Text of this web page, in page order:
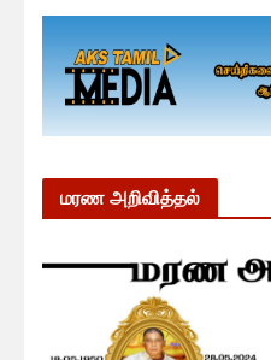
மரண அறிவித்தல்